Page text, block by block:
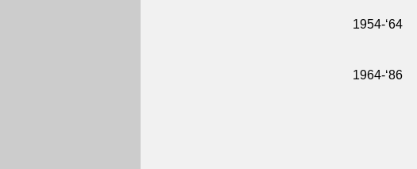
1954-‘64
1964-‘86